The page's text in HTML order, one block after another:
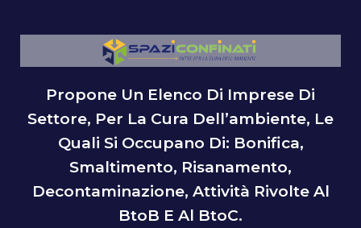
Propone Un Elenco Di Imprese Di
Settore, Per La Cura Dell’ambiente, Le
Quali Si Occupano Di: Bonifica,
Smaltimento, Risanamento,
Decontaminazione, Attività Rivolte Al
BtoB E Al BtoC.